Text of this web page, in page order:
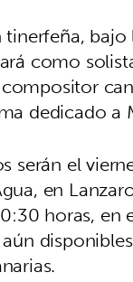
como
dedicado a
serán el
en
horas, en